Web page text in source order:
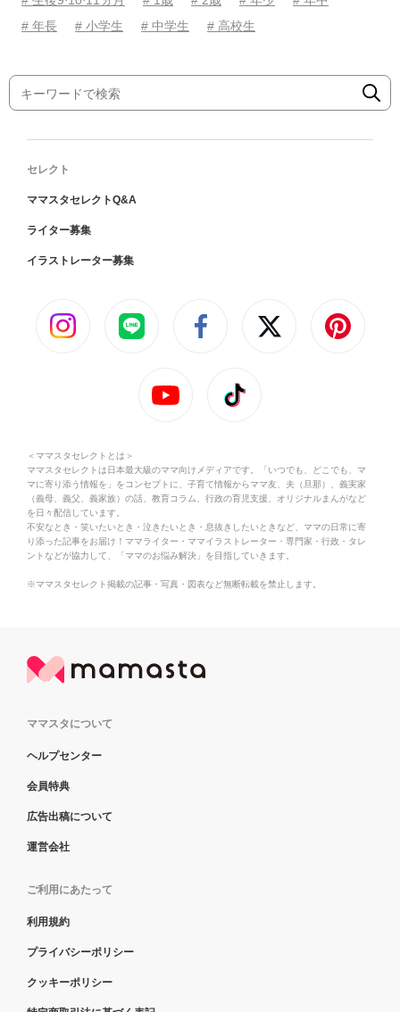
# 年長
# 小学生 # 中学生 # 高校生
セレクト
ママスタセレクトQ&A
ライター募集
イラストレーター募集
＜ママスタセレクトとは＞
ママスタセレクトは日本最大級のママ向けメディアです。「いつでも、どこでも、マ
マに寄り添う情報を」をコンセプトに、子育て情報からママ友、夫（旦那）、義実家
（義母、義父、義家族）の話、教育コラム、行政の育児支援、オリジナルまんがなど
を日々配信しています。
不安なとき・笑いたいとき・泣きたいとき・息抜きしたいときなど、ママの日常に寄
り添った記事をお届け！ママライター・ママイラストレーター・専門家・行政・タレ
ントなどが協力して、「ママのお悩み解決」を目指していきます。
※ママスタセレクト掲載の記事・写真・図表など無断転載を禁止します。
ママスタについて
ヘルプセンター
会員特典
広告出稿について
運営会社
ご利用にあたって
利用規約
プライバシーポリシー
クッキーポリシー